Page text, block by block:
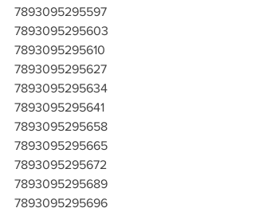
7893095295597
7893095295603
7893095295610
7893095295627
7893095295634
7893095295641
7893095295658
7893095295665
7893095295672
7893095295689
7893095295696